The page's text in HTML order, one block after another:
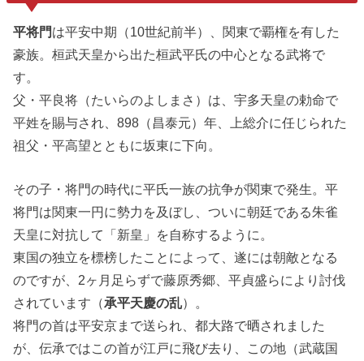
平将門は平安中期（10世紀前半）、関東で覇権を有した
豪族。桓武天皇から出た桓武平氏の中心となる武将で
す。
父・平良将（たいらのよしまさ）は、宇多天皇の勅命で
平姓を賜与され、898（昌泰元）年、上総介に任じられた
祖父・平高望とともに坂東に下向。
その子・将門の時代に平氏一族の抗争が関東で発生。平
将門は関東一円に勢力を及ぼし、ついに朝廷である朱雀
天皇に対抗して「新皇」を自称するように。
東国の独立を標榜したことによって、遂には朝敵となる
のですが、2ヶ月足らずで藤原秀郷、平貞盛らにより討伐
されています（承平天慶の乱）。
将門の首は平安京まで送られ、都大路で晒されました
が、伝承ではこの首が江戸に飛び去り、この地（武蔵国